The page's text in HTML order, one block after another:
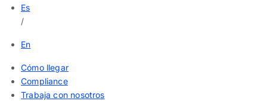
Es
/
En
Cómo llegar
Compliance
Trabaja con nosotros